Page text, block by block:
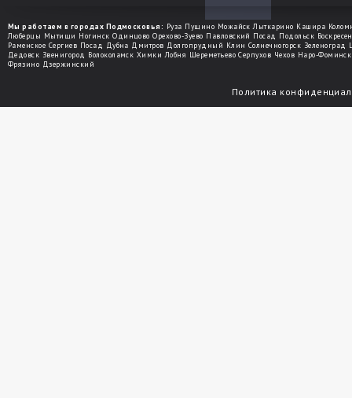
Мы работаем в городах Подмосковья: Руза Пущино Можайск Лыткарино Кашира
Люберцы Мытищи Ногинск Одинцово Орехово-Зуево Павловский Посад Подольск
Раменское Сергиев Посад Дубна Дмитров Долгопрудный Клин Солнечногорск Зеленоград
Дедовск Звенигород Волоколамск Химки Лобня Шереметьево Серпухов Чехов Наро-Фоминск
Фрязино Дзержинский
Политика